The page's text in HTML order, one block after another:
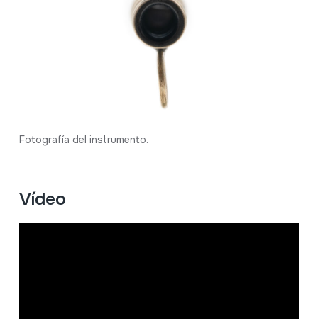
Fotografía del instrumento.
Vídeo